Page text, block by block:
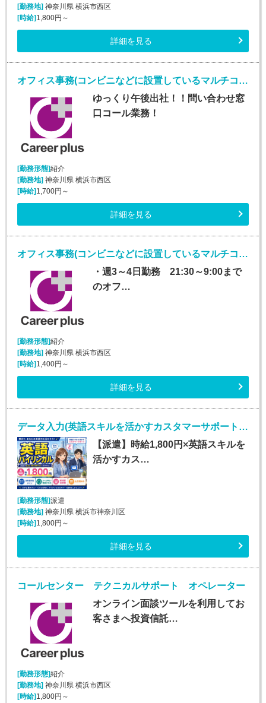
[勤務地]神奈川県 横浜市西区
[時給]1,800円～
詳細を見る
オフィス事務(コンビニなどに設置しているマルチコピー機に関するバック事務)
ゆっくり午後出社！！問い合わせ窓
口コール業務！
[勤務形態]紹介
[勤務地]神奈川県 横浜市西区
[時給]1,700円～
詳細を見る
オフィス事務(コンビニなどに設置しているマルチコピー機に関するバック事務)
・週3～4日勤務 21:30～9:00まで
のオフ…
[勤務形態]紹介
[勤務地] 神奈川県 横浜市西区
[時給] 1,400円～
詳細を見る
データ入力(英語スキルを活かすカスタマーサポート／英語バイリンガル)
【派遣】時給1,800円×英語スキルを
活かすカス…
[勤務形態]派遣
[勤務地] 神奈川県 横浜市神奈川区
[時給] 1,800円～
詳細を見る
コールセンター テクニカルサポート オペレーター
オンライン面談ツールを利用してお
客さまへ投資信託…
[勤務形態]紹介
[勤務地] 神奈川県 横浜市西区
[時給] 1,800円～